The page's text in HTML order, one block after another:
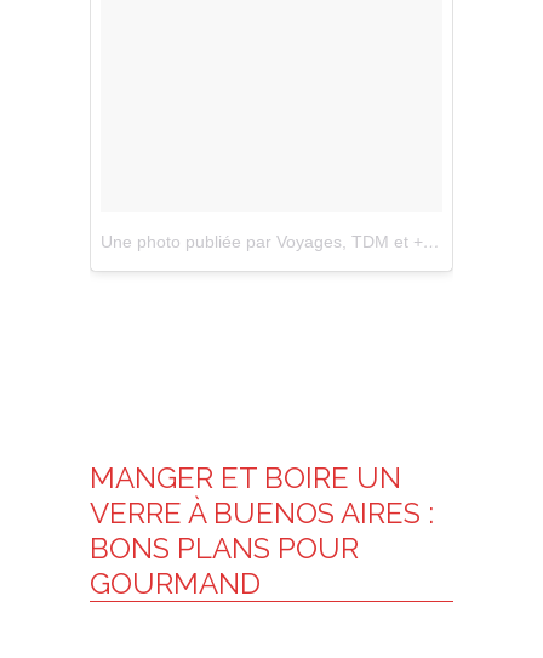
Une photo publiée par Voyages, TDM et + si affinités (@blouptrotters)
MANGER ET BOIRE UN
VERRE À BUENOS AIRES :
BONS PLANS POUR
GOURMAND